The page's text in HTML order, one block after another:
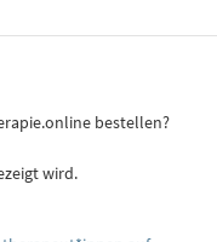
bestellen?
wird.